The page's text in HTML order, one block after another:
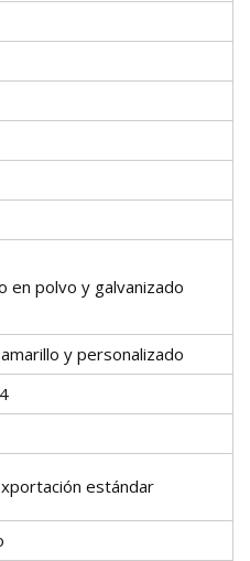
en polvo y galvanizado
y personalizado
estándar